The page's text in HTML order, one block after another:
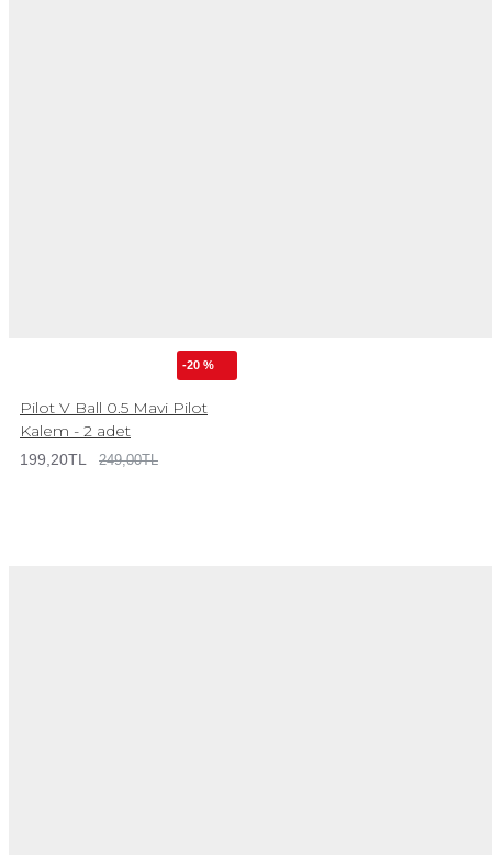
-20 %
Pilot V Ball 0.5 Mavi Pilot
Kalem - 2 adet
199,20TL 249,00TL